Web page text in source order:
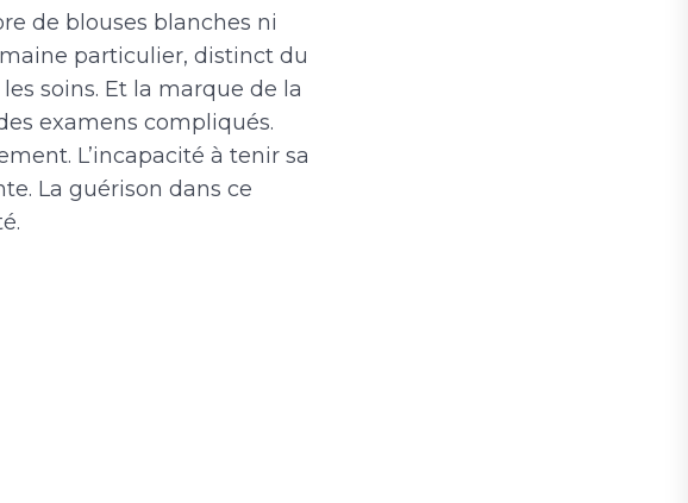
de blouses blanches ni
particulier, distinct du
soins. Et la marque de la
examens compliqués.
L’incapacité à tenir sa
La guérison dans ce